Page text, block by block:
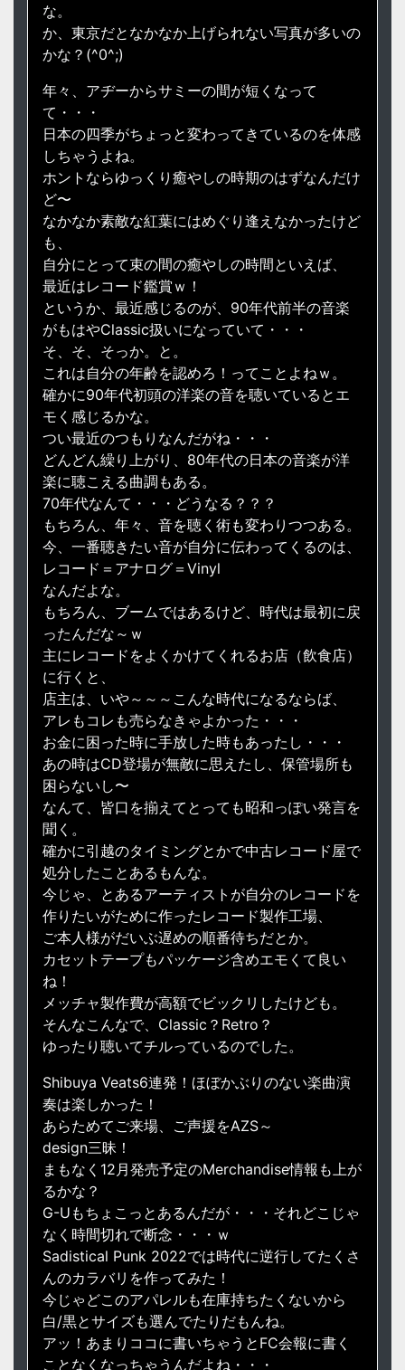
な。
か、東京だとなかなか上げられない写真が多いの
かな？(^0^;)
年々、アヂーからサミーの間が短くなって
て・・・
日本の四季がちょっと変わってきているのを体感
しちゃうよね。
ホントならゆっくり癒やしの時期のはずなんだけ
ど〜
なかなか素敵な紅葉にはめぐり逢えなかったけど
も、
自分にとって束の間の癒やしの時間といえば、
最近はレコード鑑賞ｗ！
というか、最近感じるのが、90年代前半の音楽
がもはやClassic扱いになっていて・・・
そ、そ、そっか。と。
これは自分の年齢を認めろ！ってことよねｗ。
確かに90年代初頭の洋楽の音を聴いているとエ
モく感じるかな。
つい最近のつもりなんだがね・・・
どんどん繰り上がり、80年代の日本の音楽が洋
楽に聴こえる曲調もある。
70年代なんて・・・どうなる？？？
もちろん、年々、音を聴く術も変わりつつある。
今、一番聴きたい音が自分に伝わってくるのは、
レコード＝アナログ＝Vinyl
なんだよな。
もちろん、ブームではあるけど、時代は最初に戻
ったんだな～ｗ
主にレコードをよくかけてくれるお店（飲食店）
に行くと、
店主は、いや～～～こんな時代になるならば、
アレもコレも売らなきゃよかった・・・
お金に困った時に手放した時もあったし・・・
あの時はCD登場が無敵に思えたし、保管場所も
困らないし〜
なんて、皆口を揃えてとっても昭和っぽい発言を
聞く。
確かに引越のタイミングとかで中古レコード屋で
処分したことあるもんな。
今じゃ、とあるアーティストが自分のレコードを
作りたいがために作ったレコード製作工場、
ご本人様がだいぶ遅めの順番待ちだとか。
カセットテープもパッケージ含めエモくて良い
ね！
メッチャ製作費が高額でビックリしたけども。
そんなこんなで、Classic？Retro？
ゆったり聴いてチルっているのでした。
Shibuya Veats6連発！ほぼかぶりのない楽曲演
奏は楽しかった！
あらためてご来場、ご声援をAZS～
design三昧！
まもなく12月発売予定のMerchandise情報も上が
るかな？
G-Uもちょこっとあるんだが・・・それどこじゃ
なく時間切れで断念・・・ｗ
Sadistical Punk 2022では時代に逆行してたくさ
んのカラバリを作ってみた！
今じゃどこのアパレルも在庫持ちたくないから
白/黒とサイズも選んでたりだもんね。
アッ！あまりココに書いちゃうとFC会報に書く
ことなくなっちゃうんだよね・・・